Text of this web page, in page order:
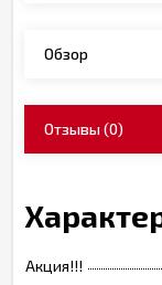
Обзор
Отзывы(0)
Акция!!!